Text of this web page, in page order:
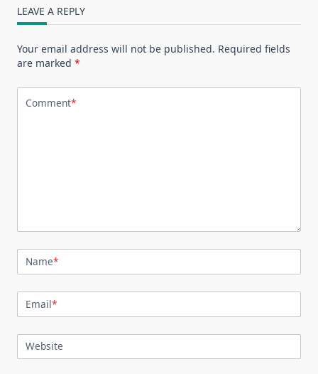
LEAVE A REPLY
Your email address will not be published. Required fields
are marked *
Comment*
Name*
Email*
Website